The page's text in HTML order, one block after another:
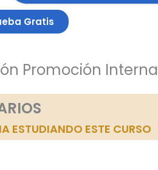
Gratis
Promoción Interna
ESTUDIANDO ESTE CURSO